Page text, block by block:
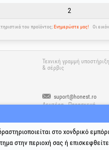
2
του προϊόντος;Ενημερώστε μας!
Οι
Τεχνική γραμμή
& σέρβις
suport@honest.ro
Δευτέρα - Παρασκευή
HGT , EvoTools , EvoSanitary , EvoTools
Copyright
στο χονδρικό
στην περιοχή σας ή επισκεφθείτε